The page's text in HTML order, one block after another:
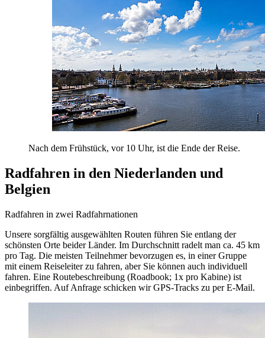
Nach dem Frühstück, vor 10 Uhr, ist die Ende der Reise.
Radfahren in den Niederlanden und
Belgien
Radfahren in zwei Radfahrnationen
Unsere sorgfältig ausgewählten Routen führen Sie entlang der
schönsten Orte beider Länder. Im Durchschnitt radelt man ca. 45 km
pro Tag. Die meisten Teilnehmer bevorzugen es, in einer Gruppe
mit einem Reiseleiter zu fahren, aber Sie können auch individuell
fahren. Eine Routebeschreibung (Roadbook; 1x pro Kabine) ist
einbegriffen. Auf Anfrage schicken wir GPS-Tracks zu per E-Mail.